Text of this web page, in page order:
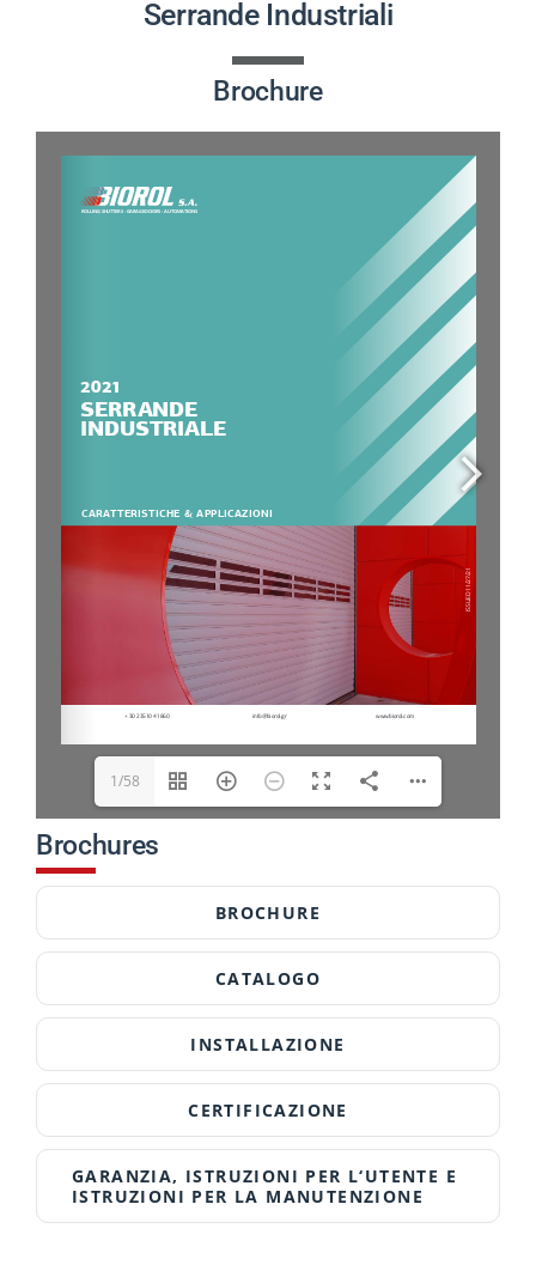
Serrande Industriali
Brochure
1/58
Brochures
BROCHURE
CATALOGO
INSTALLAZIONE
CERTIFICAZIONE
GARANZIA, ISTRUZIONI PER L‘UTENTE E
ISTRUZIONI PER LA MANUTENZIONE